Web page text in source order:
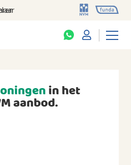
in het
aanbod.